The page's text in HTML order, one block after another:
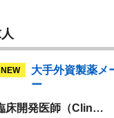
NEW
大手外資製薬メ
ー
床開発医師（Clin…